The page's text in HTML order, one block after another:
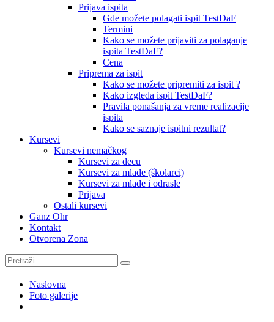
Prijava ispita
Gde možete polagati ispit TestDaF
Termini
Kako se možete prijaviti za polaganje
ispita TestDaF?
Cena
Priprema za ispit
Kako se možete pripremiti za ispit ?
Kako izgleda ispit TestDaF?
Pravila ponašanja za vreme realizacije
ispita
Kako se saznaje ispitni rezultat?
Kursevi
Kursevi nemačkog
Kursevi za decu
Kursevi za mlade (školarci)
Kursevi za mlade i odrasle
Prijava
Ostali kursevi
Ganz Ohr
Kontakt
Otvorena Zona
Naslovna
Foto galerije